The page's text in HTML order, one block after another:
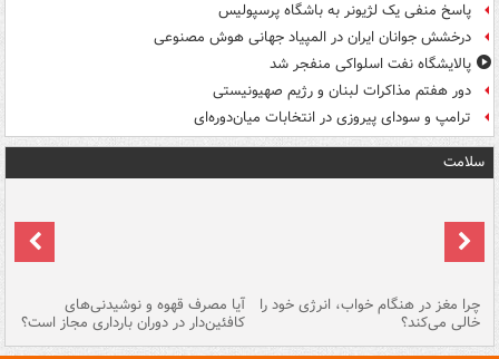
پاسخ منفی یک لژیونر به باشگاه پرسپولیس
درخشش جوانان ایران در المپیاد جهانی هوش مصنوعی
پالایشگاه نفت اسلواکی منفجر شد
دور هفتم مذاکرات لبنان و رژیم صهیونیستی
ترامپ و سودای پیروزی در انتخابات میان‌دوره‌ای
سلامت
چرا مغز در هنگام خواب، انرژی خود را
خالی می‌کند؟
آیا مصرف قهوه و نوشیدنی‌های
کافئین‌دار در دوران بارداری مجاز است؟